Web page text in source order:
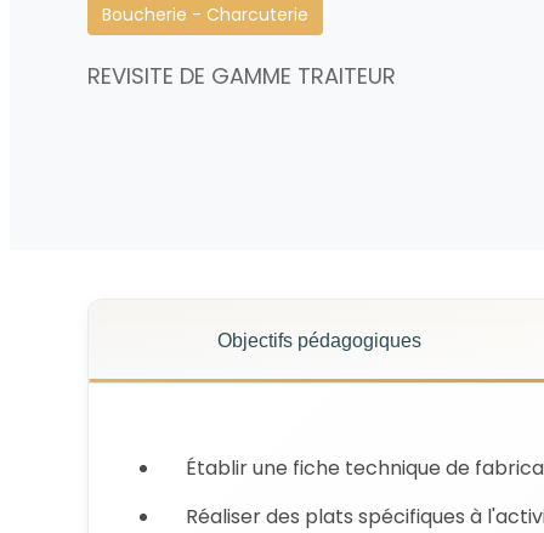
Boucherie - Charcuterie
REVISITE DE GAMME TRAITEUR
Objectifs pédagogiques
Établir une fiche technique de
Réaliser des plats spécifiques à